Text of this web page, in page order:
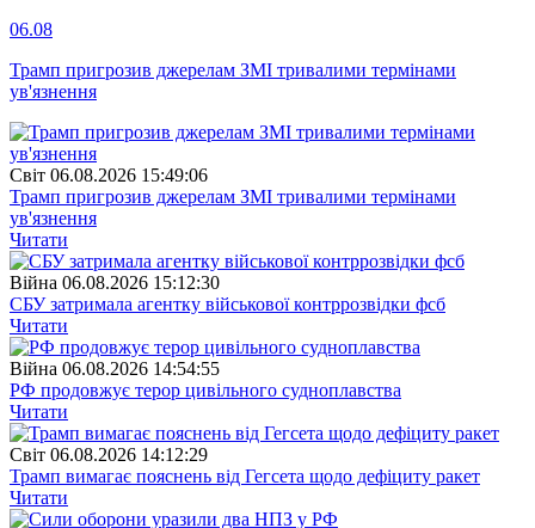
06.08
Трамп пригрозив джерелам ЗМІ тривалими термінами
ув'язнення
Свiт 06.08.2026 15:49:06
Трамп пригрозив джерелам ЗМІ тривалими термінами
ув'язнення
Читати
Війна 06.08.2026 15:12:30
СБУ затримала агентку військової контррозвідки фсб
Читати
Війна 06.08.2026 14:54:55
РФ продовжує терор цивільного судноплавства
Читати
Свiт 06.08.2026 14:12:29
Трамп вимагає пояснень від Гегсета щодо дефіциту ракет
Читати